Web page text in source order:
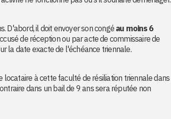
D'abord, il doit envoyer son congéau moins 6
de réception ou par acte de commissaire de
la date exacte de l'échéance triennale.
locataire à cette faculté de résiliation triennale dans
dans un bail de 9 ans sera réputée non